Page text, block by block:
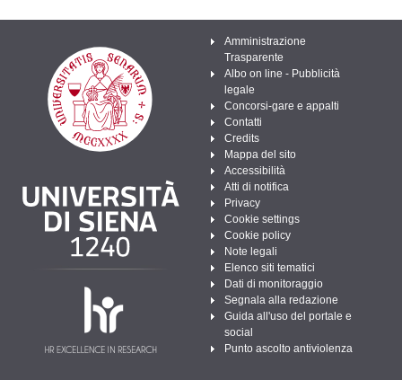
Amministrazione
Trasparente
Albo on line - Pubblicità
legale
Concorsi-gare e appalti
Contatti
Credits
Mappa del sito
Accessibilità
Atti di notifica
Privacy
Cookie settings
Cookie policy
Note legali
Elenco siti tematici
Dati di monitoraggio
Segnala alla redazione
Guida all'uso del portale e
social
Punto ascolto antiviolenza